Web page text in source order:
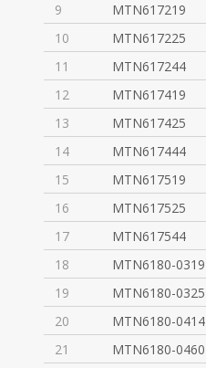
9 MTN617219
10 MTN617225
11 MTN617244
12 MTN617419
13 MTN617425
14 MTN617444
15 MTN617519
16 MTN617525
17 MTN617544
18 MTN6180-0319
19 MTN6180-0325
20 MTN6180-0414
21 MTN6180-0460